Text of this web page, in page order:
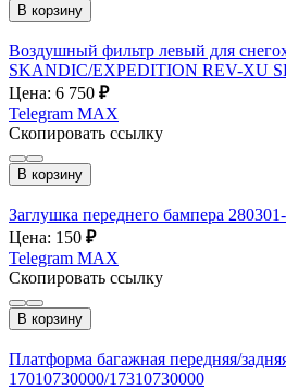
В корзину
Воздушный фильтр левый для
SKANDIC/EXPEDITION REV-XU
Цена: 6 750 ₽
Telegram MAX
Скопировать ссылку
В корзину
Заглушка переднего бампера
Цена: 150 ₽
Telegram MAX
Скопировать ссылку
В корзину
Платформа багажная передняя/
17010730000/17310730000